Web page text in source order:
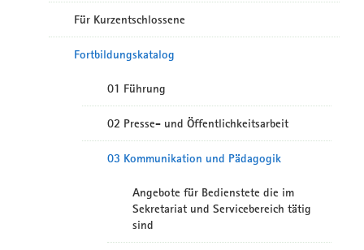
Für Kurzentschlossene
Fortbildungskatalog
01 Führung
02 Presse- und Öffentlichkeitsarbeit
03 Kommunikation und Pädagogik
Angebote für Bedienstete die im
Sekretariat und Servicebereich tätig
sind